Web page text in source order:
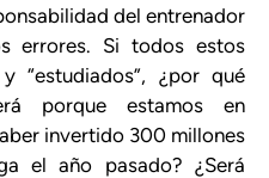
del entrenador
errores. Si todos estos
“estudiados”, ¿por qué
porque estamos en
invertido 300 millones
el año pasado? ¿Será